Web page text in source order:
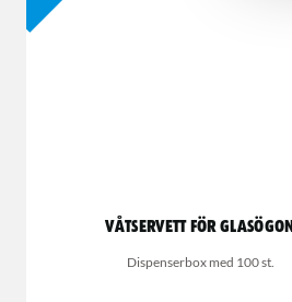
Våtservett för glasögon
Dispenserbox med 100 st.